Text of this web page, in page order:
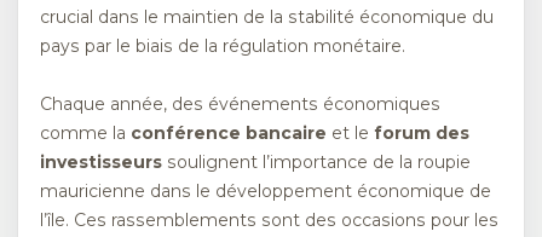
crucial dans le maintien de la stabilité économique du
pays par le biais de la régulation monétaire.
Chaque année, des événements économiques
comme la conférence bancaire et le forum des
investisseurs soulignent l’importance de la roupie
mauricienne dans le développement économique de
l’île. Ces rassemblements sont des occasions pour les